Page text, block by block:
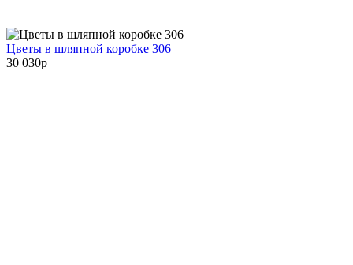
Цветы в шляпной коробке 306
30 030p